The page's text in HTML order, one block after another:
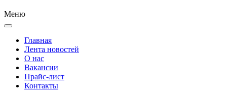
Меню
Главная
Лента новостей
О нас
Вакансии
Прайс-лист
Контакты